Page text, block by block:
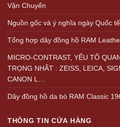
Vận Chuyển
Nguồn gốc và ý nghĩa ngày Quốc
Tổng hợp dây đồng hồ RAM
MICRO-CONTRAST, YẾU TỐ
TRỌNG NHẤT : ZEISS, LEICA,
CANON L…
Dây đồng hồ da bò RAM Classic
THÔNG TIN CỬA HÀNG